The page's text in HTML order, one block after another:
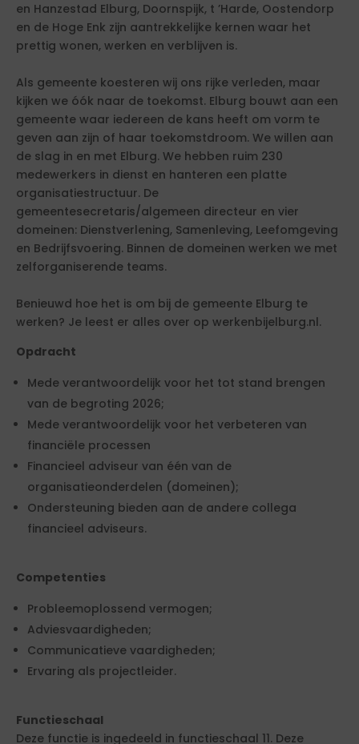
en Hanzestad Elburg, Doornspijk, t ’Harde, Oostendorp
en de Hoge Enk zijn aantrekkelijke kernen waar het
prettig wonen, werken en verblijven is.
Als gemeente koesteren wij ons rijke verleden, maar
kijken we óók naar de toekomst. Elburg bouwt aan een
gemeente waar iedereen de kans heeft om vorm te
geven aan zijn of haar toekomstdroom. We willen aan
de slag in en met Elburg. We hebben ruim 230
medewerkers in dienst en hanteren een platte
organisatiestructuur. De
gemeentesecretaris/algemeen directeur en vier
domeinen: Dienstverlening, Samenleving, Leefomgeving
en Bedrijfsvoering. Binnen de domeinen werken we met
zelforganiserende teams.
Benieuwd hoe het is om bij de gemeente Elburg te
werken? Je leest er alles over op werkenbijelburg.nl.
Opdracht
Mede verantwoordelijk voor het tot stand brengen
van de begroting 2026;
Mede verantwoordelijk voor het verbeteren van
financiële processen
Financieel adviseur van één van de
organisatieonderdelen (domeinen);
Ondersteuning bieden aan de andere collega
financieel adviseurs.
Competenties
Probleemoplossend vermogen;
Adviesvaardigheden;
Communicatieve vaardigheden;
Ervaring als projectleider.
Functieschaal
Deze functie is ingedeeld in functieschaal 11. Deze